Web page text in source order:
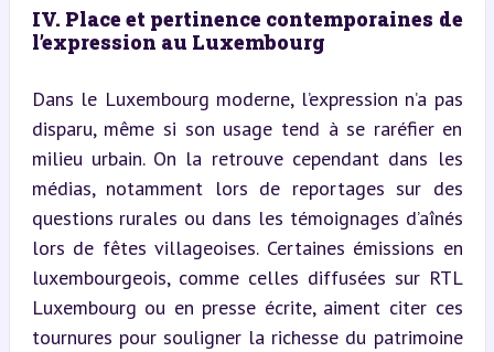
IV. Place et pertinence contemporaines de
l’expression au Luxembourg
Dans le Luxembourg moderne, l’expression n’a pas
disparu, même si son usage tend à se raréfier en
milieu urbain. On la retrouve cependant dans les
médias, notamment lors de reportages sur des
questions rurales ou dans les témoignages d’aînés
lors de fêtes villageoises. Certaines émissions en
luxembourgeois, comme celles diffusées sur RTL
Luxembourg ou en presse écrite, aiment citer ces
tournures pour souligner la richesse du patrimoine